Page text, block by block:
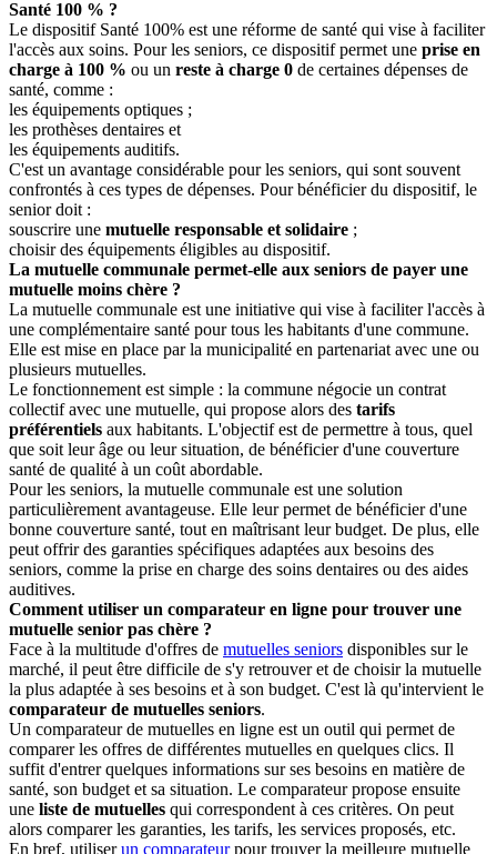
Santé 100 % ?
Le dispositif Santé 100% est une réforme de santé qui vise à faciliter
l'accès aux soins. Pour les seniors, ce dispositif permet une prise en
charge à 100 % ou un reste à charge 0 de certaines dépenses de
santé, comme :
les équipements optiques ;
les prothèses dentaires et
les équipements auditifs.
C'est un avantage considérable pour les seniors, qui sont souvent
confrontés à ces types de dépenses. Pour bénéficier du dispositif, le
senior doit :
souscrire une mutuelle responsable et solidaire ;
choisir des équipements éligibles au dispositif.
La mutuelle communale permet-elle aux seniors de payer une
mutuelle moins chère ?
La mutuelle communale est une initiative qui vise à faciliter l'accès à
une complémentaire santé pour tous les habitants d'une commune.
Elle est mise en place par la municipalité en partenariat avec une ou
plusieurs mutuelles.
Le fonctionnement est simple : la commune négocie un contrat
collectif avec une mutuelle, qui propose alors des tarifs
préférentiels aux habitants. L'objectif est de permettre à tous, quel
que soit leur âge ou leur situation, de bénéficier d'une couverture
santé de qualité à un coût abordable.
Pour les seniors, la mutuelle communale est une solution
particulièrement avantageuse. Elle leur permet de bénéficier d'une
bonne couverture santé, tout en maîtrisant leur budget. De plus, elle
peut offrir des garanties spécifiques adaptées aux besoins des
seniors, comme la prise en charge des soins dentaires ou des aides
auditives.
Comment utiliser un comparateur en ligne pour trouver une
mutuelle senior pas chère ?
Face à la multitude d'offres de mutuelles seniors disponibles sur le
marché, il peut être difficile de s'y retrouver et de choisir la mutuelle
la plus adaptée à ses besoins et à son budget. C'est là qu'intervient le
comparateur de mutuelles seniors.
Un comparateur de mutuelles en ligne est un outil qui permet de
comparer les offres de différentes mutuelles en quelques clics. Il
suffit d'entrer quelques informations sur ses besoins en matière de
santé, son budget et sa situation. Le comparateur propose ensuite
une liste de mutuelles qui correspondent à ces critères. On peut
alors comparer les garanties, les tarifs, les services proposés, etc.
En bref, utiliserun comparateurpour trouver la meilleure mutuelle